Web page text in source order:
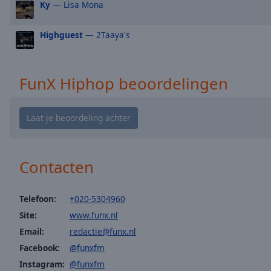
Text
Color
Opacity
Background
Opacity
Caption
Area
Background
Color
Ky — Lisa Mona
Highguest — 2Taaya's
FunX Hiphop beoordelingen
Contacten
Telefoon:
+020-5304960
Site:
www.funx.nl
Email:
redactie@funx.nl
Facebook:
@funxfm
Instagram: @funxfm